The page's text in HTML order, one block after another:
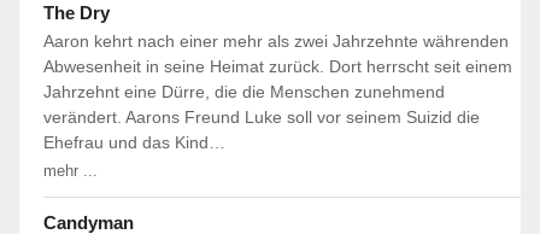
The Dry
Aaron kehrt nach einer mehr als zwei Jahrzehnte währenden
Abwesenheit in seine Heimat zurück. Dort herrscht seit einem
Jahrzehnt eine Dürre, die die Menschen zunehmend
verändert. Aarons Freund Luke soll vor seinem Suizid die
Ehefrau und das Kind…
mehr ...
Candyman